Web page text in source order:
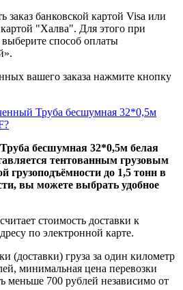
заказ банковской картой Visa или
"Халва". Для этого при
способ оплаты
вашего заказа нажмите кнопку
Труба бесшумная 32*0,5м
бесшумная 32*0,5м белая
тентованным грузовым
грузоподъёмности до 1,5 тонн в
вы можете выбрать удобное
стоимость доставки к
по электронной карте.
(доставки) груза за один километр
минимальная цена перевозки
меньше 700 рублей независимо от